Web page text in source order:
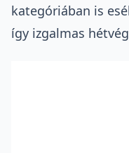
kategóriában is
így izgalmas